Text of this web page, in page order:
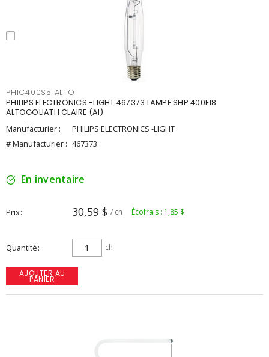
PHIC400S51ALTO
PHILIPS ELECTRONICS -LIGHT 467373 LAMPE SHP 400E18
ALTOGOLIATH CLAIRE (AI)
Manufacturier :
PHILIPS ELECTRONICS -LIGHT
# Manufacturier : 467373
En inventaire
Prix 30,59 $ / ch Écofrais : 1,85 $
Quantité ch
AJOUTER AU
PANIER